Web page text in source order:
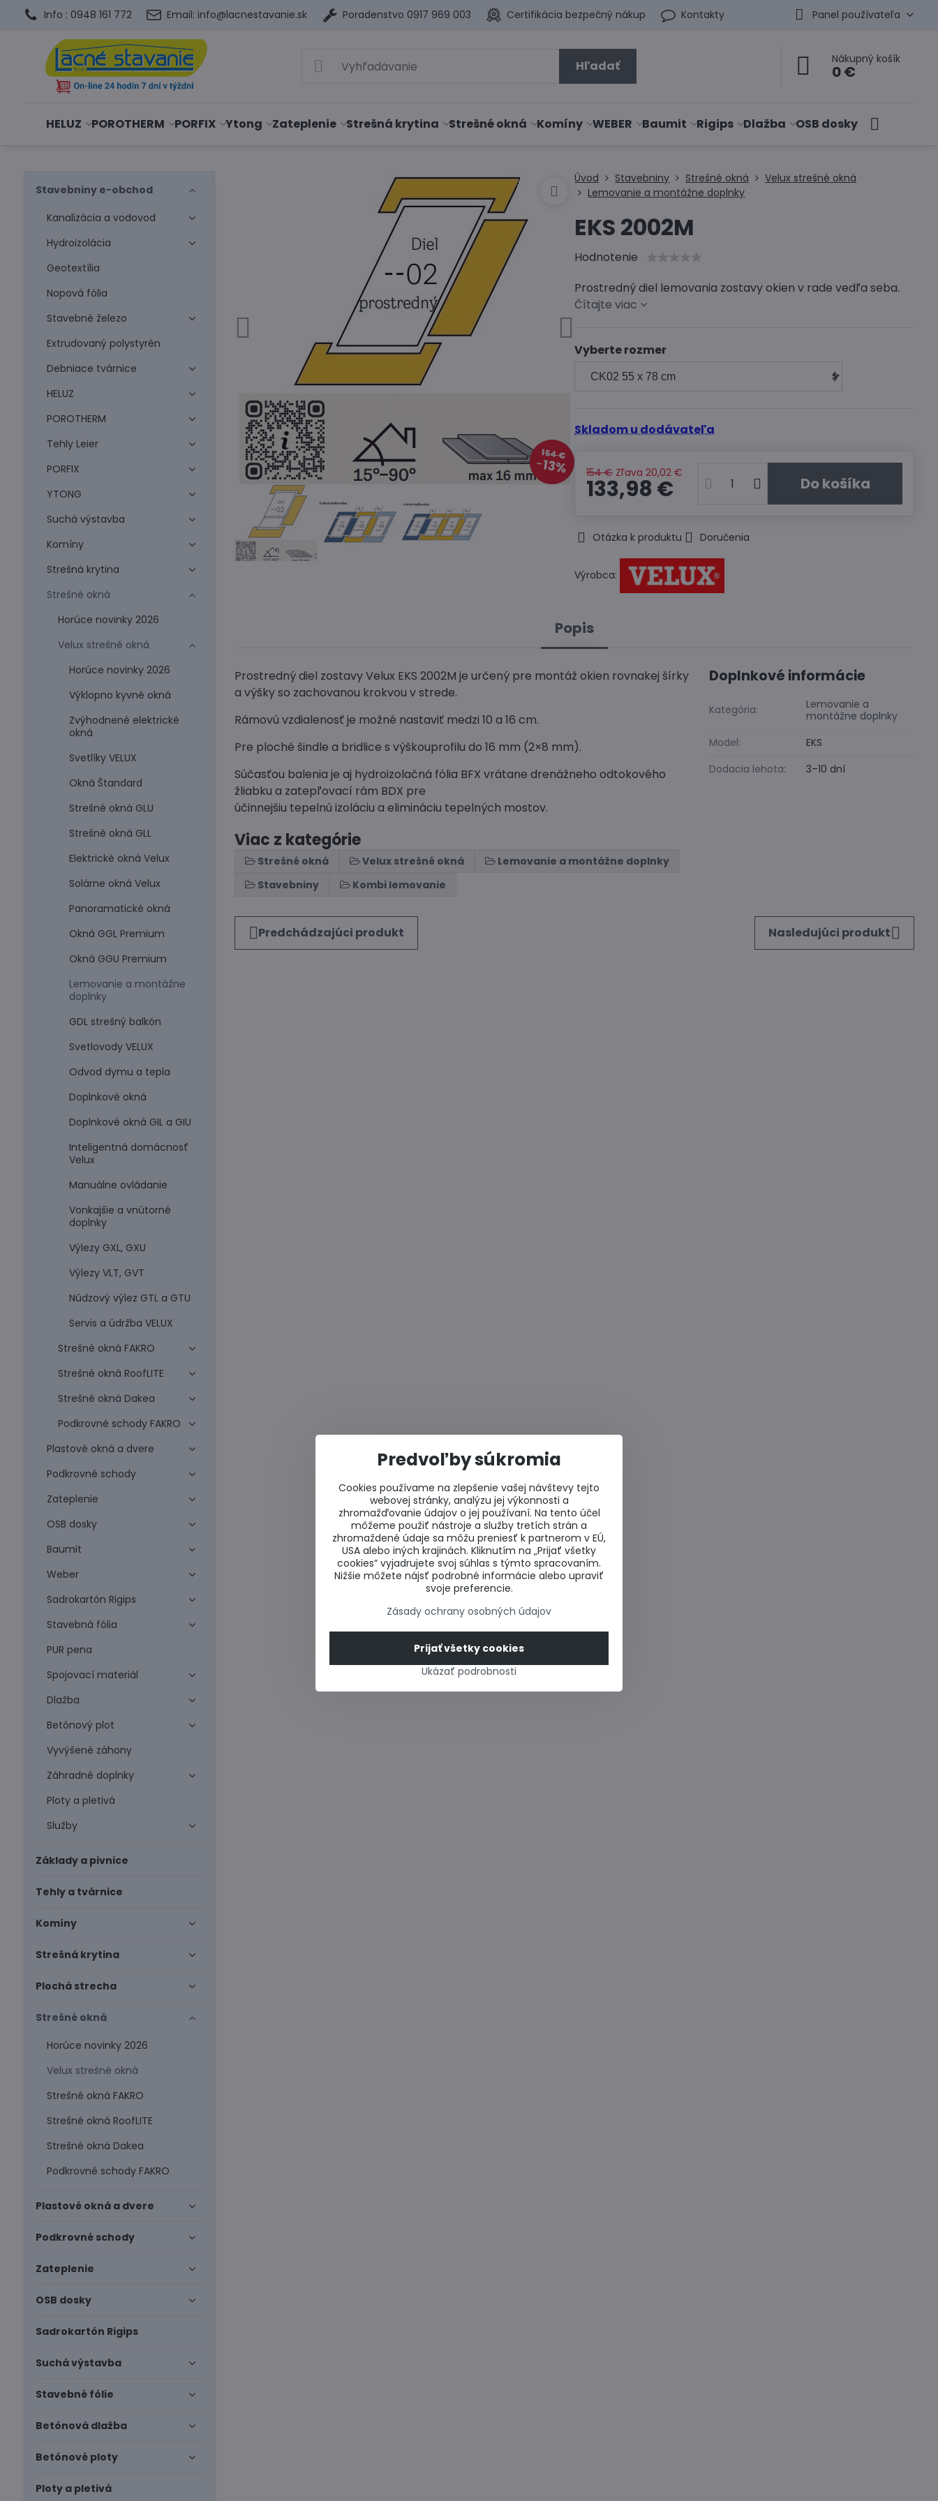
Info : 0948 161 772 Email: info@lacnestavanie.sk Poradenstvo 0917 969 003 Certifikácia bezpečný nákup Kontakty Panel používateľa
Hľadať Nákupný košík
0 €
HELUZ POROTHERM PORFIX Ytong Zateplenie Strešná krytina Strešné okná Komíny WEBER Baumit Rigips Dlažba OSB dosky
154 €
13%
Úvod Stavebniny Strešné okná
Velux strešné okná
Lemovanie a montážne doplnky
EKS 2002M
Hodnotenie
Prostredný diel lemovania zostavy okien v rade vedľa seba.
Čítajte viac
Vyberte rozmer
Skladom u dodávateľa
154 € Zľava 20,02 €
133,98 € Do košíka
Otázka k produktu Doručenia
Výrobca:
Popis
Prostredný diel zostavy Velux EKS 2002M je určený pre montáž okien rovnakej šírky
a výšky so zachovanou krokvou v strede.
Rámovú vzdialenosť je možné nastaviť medzi 10 a 16 cm.
Pre ploché šindle a bridlice s výškouprofilu do 16 mm (2×8 mm).
Súčasťou balenia je aj hydroizolačná fólia BFX vrátane drenážneho odtokového
žliabku a zatepľovací rám BDX pre
účinnejšiu tepelnú izoláciu a elimináciu tepelných mostov.
Viac z kategórie
Strešné okná Velux strešné okná
Lemovanie a montážne doplnky
Stavebniny
Kombi lemovanie
Doplnkové informácie
Kategória:
Lemovanie a
montážne doplnky
Model:
EKS
Dodacia lehota:
3–10 dní
Predchádzajúci produkt Nasledujúci produkt
Stavebniny e-obchod
Kanalizácia a vodovod
Hydroizolácia
Geotextília
Nopová fólia
Stavebné železo
Extrudovaný polystyrén
Debniace tvárnice
HELUZ
POROTHERM
Tehly Leier
PORFIX
YTONG
Suchá výstavba
Komíny
Strešná krytina
Strešné okná
Horúce novinky 2026
Velux strešné okná
Horúce novinky 2026
Výklopno kyvné okná
Zvýhodnené elektrické
okná
Svetlíky VELUX
Okná Štandard
Strešné okná GLU
Strešné okná GLL
Elektrické okná Velux
Solárne okná Velux
Panoramatické okná
Okná GGL Premium
Okná GGU Premium
Lemovanie a montážne
doplnky
GDL strešný balkón
Svetlovody VELUX
Odvod dymu a tepla
Doplnkové okná
Doplnkové okná GIL a GIU
Inteligentná domácnosť
Velux
Manuálne ovládanie
Vonkajšie a vnútorné
doplnky
Výlezy GXL, GXU
Výlezy VLT, GVT
Núdzový výlez GTL a GTU
Servis a údržba VELUX
Strešné okná FAKRO
Strešné okná RoofLITE
Strešné okná Dakea
Podkrovné schody FAKRO
Plastové okná a dvere
Podkrovné schody
Zateplenie
OSB dosky
Baumit
Weber
Sadrokartón Rigips
Stavebná fólia
PUR pena
Spojovací materiál
Dlažba
Betónový plot
Vyvýšené záhony
Záhradné doplnky
Ploty a pletivá
Služby
Základy a pivnice
Tehly a tvárnice
Komíny
Strešná krytina
Plochá strecha
Strešné okná
Horúce novinky 2026
Velux strešné okná
Strešné okná FAKRO
Strešné okná RoofLITE
Strešné okná Dakea
Podkrovné schody FAKRO
Plastové okná a dvere
Podkrovné schody
Zateplenie
OSB dosky
Sadrokartón Rigips
Suchá výstavba
Stavebné fólie
Betónová dlažba
Betónové ploty
Ploty a pletivá
Predvoľby súkromia
Cookies používame na zlepšenie vašej návštevy tejto
webovej stránky, analýzu jej výkonnosti a
zhromažďovanie údajov o jej používaní. Na tento účel
môžeme použiť nástroje a služby tretích strán a
zhromaždené údaje sa môžu preniesť k partnerom v EÚ,
USA alebo iných krajinách. Kliknutím na „Prijať všetky
cookies“ vyjadrujete svoj súhlas s týmto spracovaním.
Nižšie môžete nájsť podrobné informácie alebo upraviť
svoje preferencie.
Zásady ochrany osobných údajov
Ukázať podrobnosti
Prijať všetky cookies